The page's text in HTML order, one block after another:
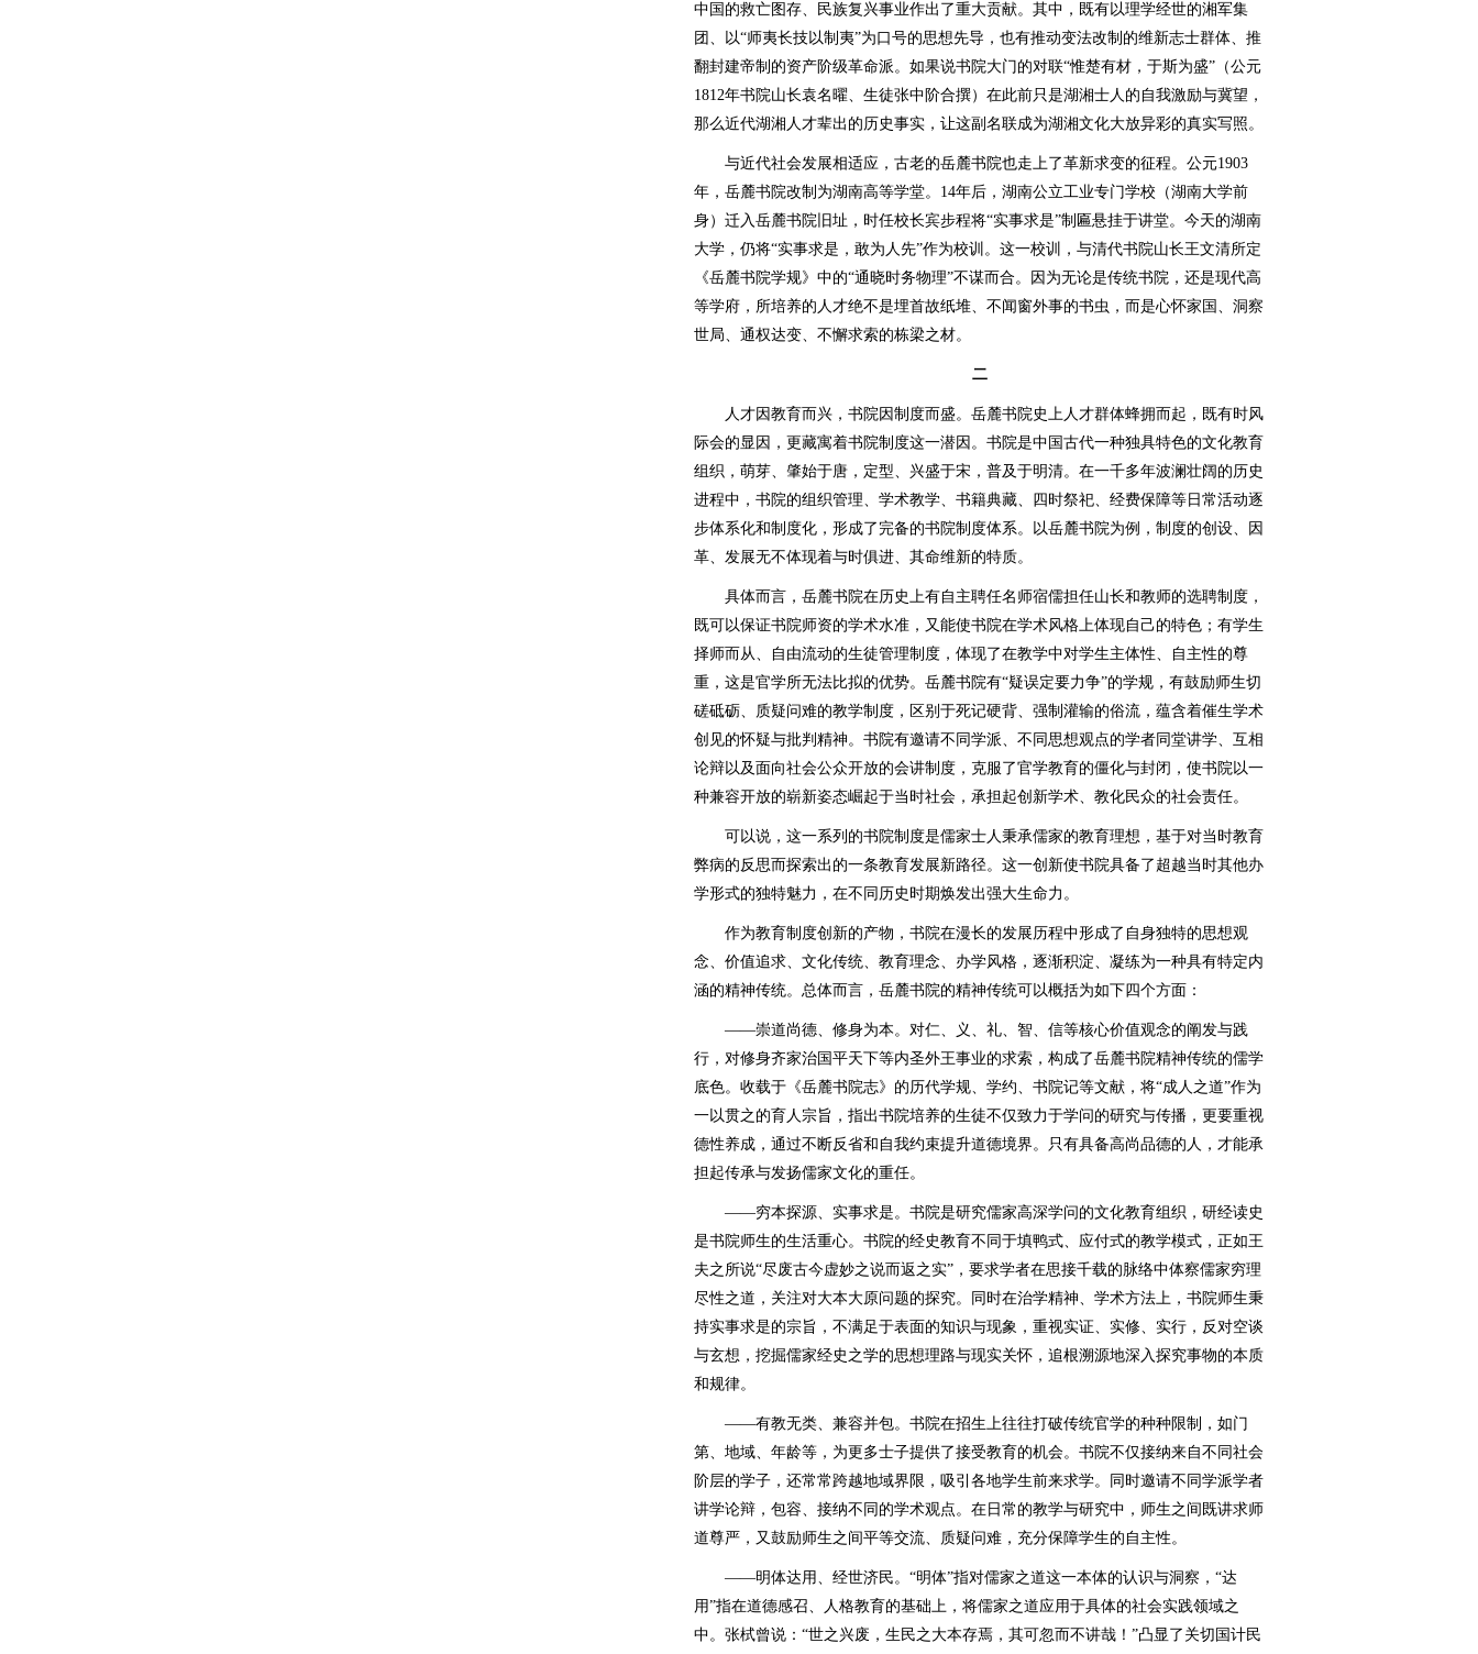
中国的救亡图存、民族复兴事业作出了重大贡献。其中，既有以理学经世的湘军集
团、以“师夷长技以制夷”为口号的思想先导，也有推动变法改制的维新志士群体、推
翻封建帝制的资产阶级革命派。如果说书院大门的对联“惟楚有材，于斯为盛”（公元
1812年书院山长袁名曜、生徒张中阶合撰）在此前只是湖湘士人的自我激励与冀望，
那么近代湖湘人才辈出的历史事实，让这副名联成为湖湘文化大放异彩的真实写照。
与近代社会发展相适应，古老的岳麓书院也走上了革新求变的征程。公元1903
年，岳麓书院改制为湖南高等学堂。14年后，湖南公立工业专门学校（湖南大学前
身）迁入岳麓书院旧址，时任校长宾步程将“实事求是”制匾悬挂于讲堂。今天的湖南
大学，仍将“实事求是，敢为人先”作为校训。这一校训，与清代书院山长王文清所定
《岳麓书院学规》中的“通晓时务物理”不谋而合。因为无论是传统书院，还是现代高
等学府，所培养的人才绝不是埋首故纸堆、不闻窗外事的书虫，而是心怀家国、洞察
世局、通权达变、不懈求索的栋梁之材。
二
人才因教育而兴，书院因制度而盛。岳麓书院史上人才群体蜂拥而起，既有时风
际会的显因，更藏寓着书院制度这一潜因。书院是中国古代一种独具特色的文化教育
组织，萌芽、肇始于唐，定型、兴盛于宋，普及于明清。在一千多年波澜壮阔的历史
进程中，书院的组织管理、学术教学、书籍典藏、四时祭祀、经费保障等日常活动逐
步体系化和制度化，形成了完备的书院制度体系。以岳麓书院为例，制度的创设、因
革、发展无不体现着与时俱进、其命维新的特质。
具体而言，岳麓书院在历史上有自主聘任名师宿儒担任山长和教师的选聘制度，
既可以保证书院师资的学术水准，又能使书院在学术风格上体现自己的特色；有学生
择师而从、自由流动的生徒管理制度，体现了在教学中对学生主体性、自主性的尊
重，这是官学所无法比拟的优势。岳麓书院有“疑误定要力争”的学规，有鼓励师生切
磋砥砺、质疑问难的教学制度，区别于死记硬背、强制灌输的俗流，蕴含着催生学术
创见的怀疑与批判精神。书院有邀请不同学派、不同思想观点的学者同堂讲学、互相
论辩以及面向社会公众开放的会讲制度，克服了官学教育的僵化与封闭，使书院以一
种兼容开放的崭新姿态崛起于当时社会，承担起创新学术、教化民众的社会责任。
可以说，这一系列的书院制度是儒家士人秉承儒家的教育理想，基于对当时教育
弊病的反思而探索出的一条教育发展新路径。这一创新使书院具备了超越当时其他办
学形式的独特魅力，在不同历史时期焕发出强大生命力。
作为教育制度创新的产物，书院在漫长的发展历程中形成了自身独特的思想观
念、价值追求、文化传统、教育理念、办学风格，逐渐积淀、凝练为一种具有特定内
涵的精神传统。总体而言，岳麓书院的精神传统可以概括为如下四个方面：
——崇道尚德、修身为本。对仁、义、礼、智、信等核心价值观念的阐发与践
行，对修身齐家治国平天下等内圣外王事业的求索，构成了岳麓书院精神传统的儒学
底色。收载于《岳麓书院志》的历代学规、学约、书院记等文献，将“成人之道”作为
一以贯之的育人宗旨，指出书院培养的生徒不仅致力于学问的研究与传播，更要重视
德性养成，通过不断反省和自我约束提升道德境界。只有具备高尚品德的人，才能承
担起传承与发扬儒家文化的重任。
——穷本探源、实事求是。书院是研究儒家高深学问的文化教育组织，研经读史
是书院师生的生活重心。书院的经史教育不同于填鸭式、应付式的教学模式，正如王
夫之所说“尽废古今虚妙之说而返之实”，要求学者在思接千载的脉络中体察儒家穷理
尽性之道，关注对大本大原问题的探究。同时在治学精神、学术方法上，书院师生秉
持实事求是的宗旨，不满足于表面的知识与现象，重视实证、实修、实行，反对空谈
与玄想，挖掘儒家经史之学的思想理路与现实关怀，追根溯源地深入探究事物的本质
和规律。
——有教无类、兼容并包。书院在招生上往往打破传统官学的种种限制，如门
第、地域、年龄等，为更多士子提供了接受教育的机会。书院不仅接纳来自不同社会
阶层的学子，还常常跨越地域界限，吸引各地学生前来求学。同时邀请不同学派学者
讲学论辩，包容、接纳不同的学术观点。在日常的教学与研究中，师生之间既讲求师
道尊严，又鼓励师生之间平等交流、质疑问难，充分保障学生的自主性。
——明体达用、经世济民。“明体”指对儒家之道这一本体的认识与洞察，“达
用”指在道德感召、人格教育的基础上，将儒家之道应用于具体的社会实践领域之
中。张栻曾说：“世之兴废，生民之大本存焉，其可忽而不讲哉！”凸显了关切国计民